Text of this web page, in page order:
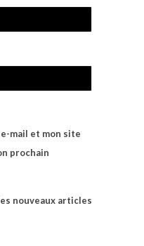
mail et mon site
prochain
nouveaux articles